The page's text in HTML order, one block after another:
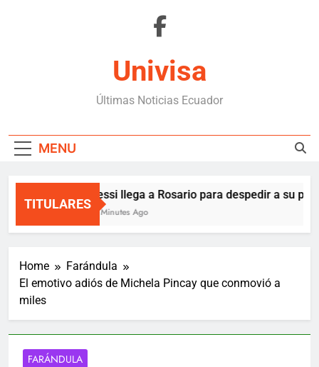
Univisa
Últimas Noticias Ecuador
MENU
TITULARES
Messi llega a Rosario para despedir a su
34 Minutes Ago
Home
Farándula
El emotivo adiós de Michela Pincay que conmovió a
miles
FARÁNDULA